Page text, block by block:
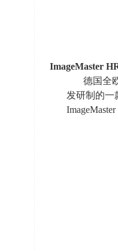
ImageMaster
德国全
发研制的一